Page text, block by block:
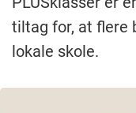
tiltag for, at flere
lokale skole.